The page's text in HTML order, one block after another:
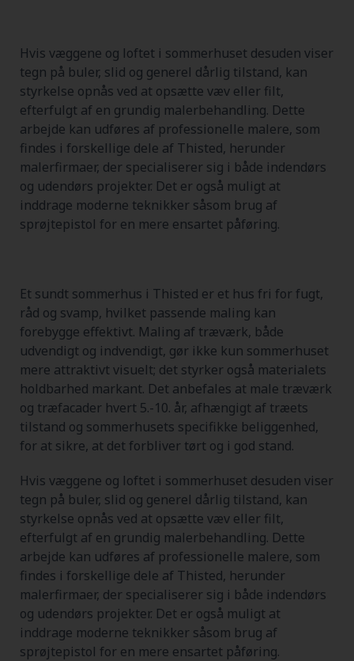
Hvis væggene og loftet i sommerhuset desuden viser
tegn på buler, slid og generel dårlig tilstand, kan
styrkelse opnås ved at opsætte væv eller filt,
efterfulgt af en grundig malerbehandling. Dette
arbejde kan udføres af professionelle malere, som
findes i forskellige dele af Thisted, herunder
malerfirmaer, der specialiserer sig i både indendørs
og udendørs projekter. Det er også muligt at
inddrage moderne teknikker såsom brug af
sprøjtepistol for en mere ensartet påføring.
Et sundt sommerhus i Thisted er et hus fri for fugt,
råd og svamp, hvilket passende maling kan
forebygge effektivt. Maling af træværk, både
udvendigt og indvendigt, gør ikke kun sommerhuset
mere attraktivt visuelt; det styrker også materialets
holdbarhed markant. Det anbefales at male træværk
og træfacader hvert 5.-10. år, afhængigt af træets
tilstand og sommerhusets specifikke beliggenhed,
for at sikre, at det forbliver tørt og i god stand.
Hvis væggene og loftet i sommerhuset desuden viser
tegn på buler, slid og generel dårlig tilstand, kan
styrkelse opnås ved at opsætte væv eller filt,
efterfulgt af en grundig malerbehandling. Dette
arbejde kan udføres af professionelle malere, som
findes i forskellige dele af Thisted, herunder
malerfirmaer, der specialiserer sig i både indendørs
og udendørs projekter. Det er også muligt at
inddrage moderne teknikker såsom brug af
sprøjtepistol for en mere ensartet påføring.